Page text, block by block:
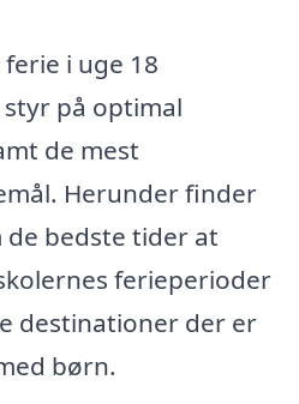
i uge 18
på optimal
de mest
Herunder finder
bedste tider at
ferieperioder
destinationer der er
børn.